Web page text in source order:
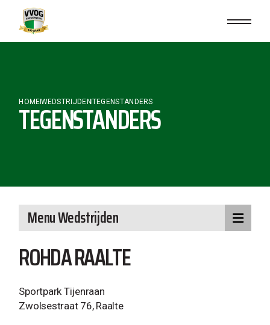
content
HOMEWEDSTRIJDEN TEGENSTANDERS
TEGENSTANDERS
ROHDA RAALTE
Sportpark Tijenraan
Zwolsestraat 76, Raalte
Menu Wedstrijden